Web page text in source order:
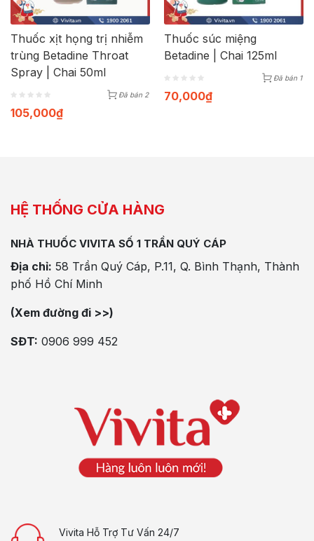
Thuốc xịt họng trị nhiễm
trùng Betadine Throat
Spray | Chai 50ml
Đã bán 2
105,000₫
Thuốc súc miệng
Betadine | Chai 125ml
Đã bán 1
70,000₫
HỆ THỐNG CỬA HÀNG
NHÀ THUỐC VIVITA SỐ 1 TRẦN QUÝ CÁP
Địa chỉ: 58 Trần Quý Cáp, P.11, Q. Bình Thạnh, Thành
phố Hồ Chí Minh
(Xem đường đi >>)
SĐT: 0906 999 452
Vivita Hỗ Trợ Tư Vấn 24/7